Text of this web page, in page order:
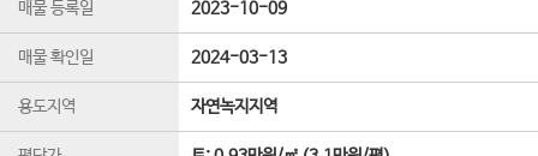
매물 등록일 2023-10-09
매물 확인일 2024-03-13
용도지역 자연녹지지역